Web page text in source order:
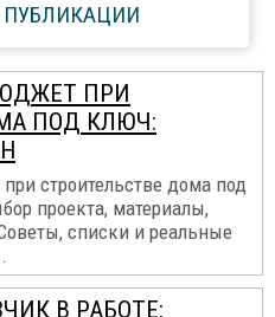
ПУБЛИКАЦИИ
ПРИ
ПОД КЛЮЧ:
строительстве дома под
проекта, материалы,
списки и реальные
В РАБОТЕ: